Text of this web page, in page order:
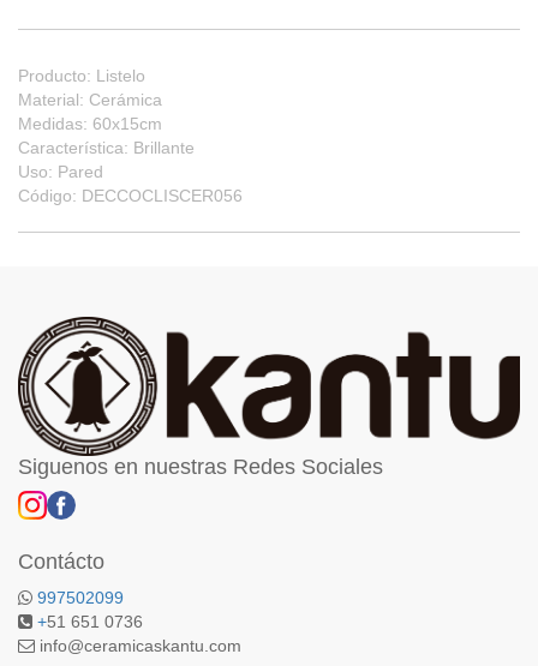
Producto: Listelo
Material: Cerámica
Medidas: 60x15cm
Característica: Brillante
Uso: Pared
Código: DECCOCLISCER056
Siguenos en nuestras Redes Sociales
Contácto
997502099
+51 651 0736
info@ceramicaskantu.com